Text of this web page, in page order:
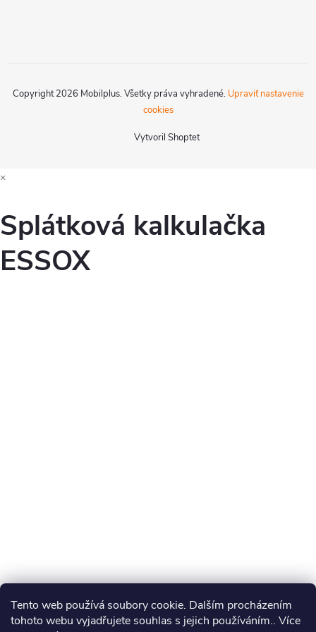
Tento web používá soubory cookie. Dalším procházením
tohoto webu vyjadřujete souhlas s jejich používáním.. Více
Vytvoril Shoptet
Copyright 2026 Mobilplus. Všetky práva vyhradené. Upraviť nastavenie
cookies
×
Splátková kalkulačka
ESSOX